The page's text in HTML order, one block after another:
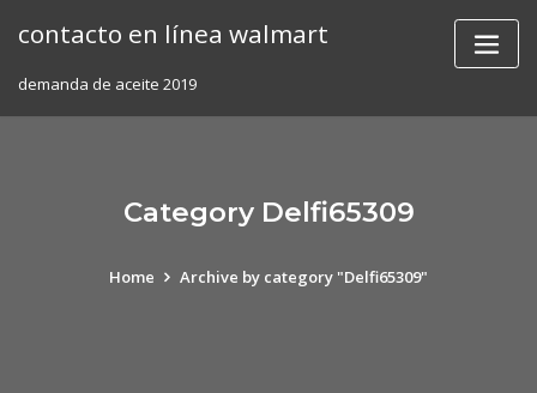
contacto en línea walmart
demanda de aceite 2019
Category Delfi65309
Home Archive by category "Delfi65309"